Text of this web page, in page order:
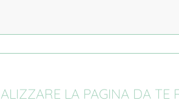
LA PAGINA DA TE